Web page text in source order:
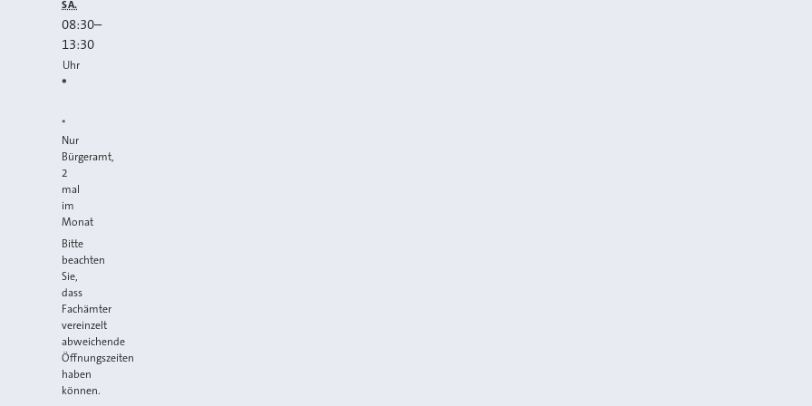
SA.
08:30–
13:30
Uhr
*
*
Nur
Bürgeramt,
2
mal
im
Monat
Bitte
beachten
Sie,
dass
Fachämter
vereinzelt
abweichende
Öffnungszeiten
haben
können.